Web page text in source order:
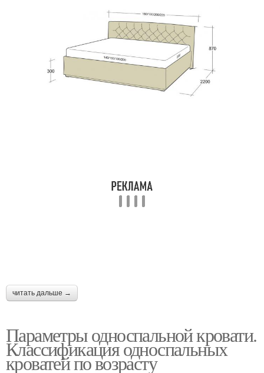
читать дальше →
Параметры односпальной кровати.
Классификация односпальных
кроватей по возрасту